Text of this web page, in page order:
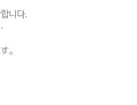
니다.
。